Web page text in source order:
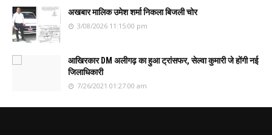
अखबार मालिक उमेश शर्मा निकला बिजली चोर
3/08/2026 11:15:00 pm
आखिरकार DM अलीगढ़ का हुआ ट्रांसफर, सेल्वा कुमारी जे होंगी नई
जिलाधिकारी
7/26/2021 01:27:00 am